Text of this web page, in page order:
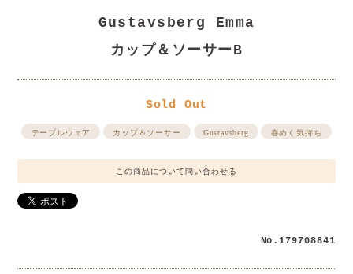
Gustavsberg Emma
カップ＆ソーサーB
Sold Out
テーブルウェア カップ＆ソーサー Gustavsberg 春めく気持ち
この商品について問い合わせる
No.179708841